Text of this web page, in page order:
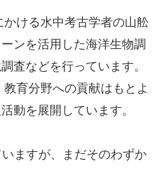
ける水中考古学者の山舩
ンを活用した海洋生物調
査などを行っています。
育分野への貢献はもとよ
動を展開しています。
ますが、まだそのわずか